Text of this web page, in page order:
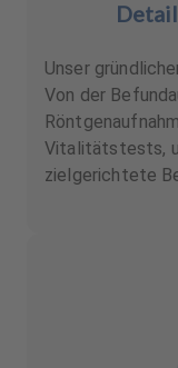
Unser
Von der
Vitalitätstests,
zielgerichtete